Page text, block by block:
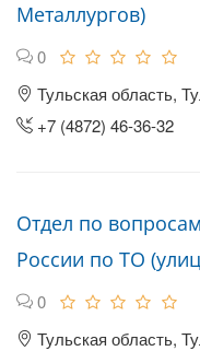
Металлургов)
0
Тульская область,
+7 (4872) 46-36-32
Отдел по
России по ТО
0
Тульская область,